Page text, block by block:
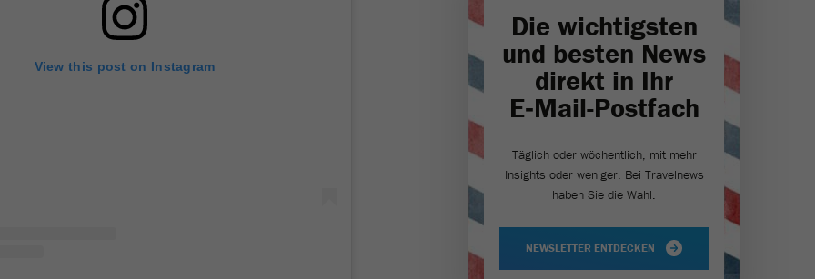
View this post on Instagram
Die wichtigsten
und besten News
direkt in Ihr
E‑Mail-Postfach
Täglich oder wöchentlich, mit mehr
Insights oder weniger. Bei Travel­news
haben Sie die Wahl.
NEWSLETTER ENTDECKEN